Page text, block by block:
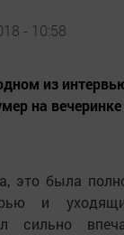
- 10:58
из
на
это была
и
сильно